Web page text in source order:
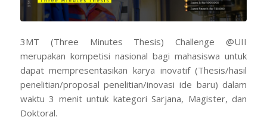
3MT (Three Minutes Thesis) Challenge @UII
merupakan kompetisi nasional bagi mahasiswa untuk
dapat mempresentasikan karya inovatif (Thesis/hasil
penelitian/proposal penelitian/inovasi ide baru) dalam
waktu 3 menit untuk kategori Sarjana, Magister, dan
Doktoral.